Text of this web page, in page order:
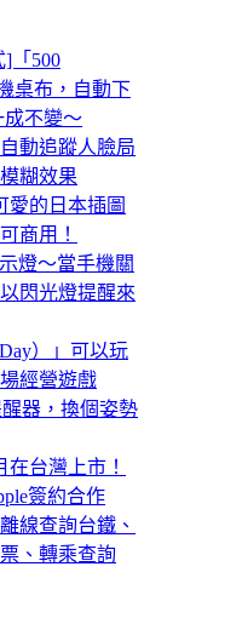
「500
桌布，自動下
成不變～
動追蹤人臉局
糊效果
愛的日本插圖
商用！
燈～當手機關
閃光燈提醒來
）」可以玩
經營遊戲
醒器，換個姿勢
在台灣上市！
簽約合作
線查詢台鐵、
、轉乘查詢